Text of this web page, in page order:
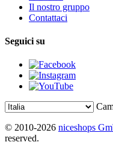
Il nostro gruppo
Contattaci
Seguici su
© 2010-2026 niceshops
reserved.